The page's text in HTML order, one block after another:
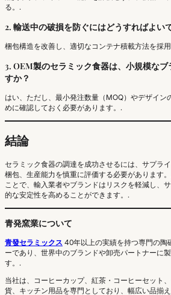
る。.
2. 輸送中の破損を防ぐにはどうすればよい
梱包構造を改善し、適切なコンテナ積載方法を採
3. OEM製のセラミック食器は、小規模なブ
すか？
はい、ただし、最小発注数量（MOQ）やデザイン
めに確認しておく必要があります。.
結論
セラミック食器の調達を成功させるには、サプライ
梱包、生産能力を慎重に評価する必要があります
ことで、輸入業者やブランドはリスクを軽減し、
的な安定性を高めることができます。.
青発窯業について
青發セラミックス 40年以上の実績を持つ専門の陶
ーであり、世界中のブランドや卸売パートナーに
す。.
当社は、コーヒーカップ、紅茶・コーヒーセット
貨、キッチン用品を専門としており、幅広い品揃え